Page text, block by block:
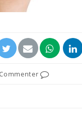
jours de vos vacances ?